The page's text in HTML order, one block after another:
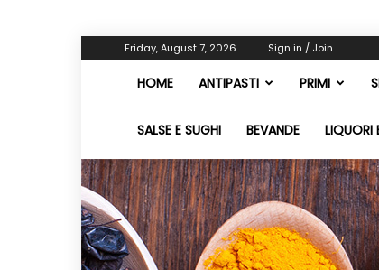
Friday, August 7, 2026 Sign in / Join
HOME ANTIPASTI PRIMI
SALSE E SUGHI BEVANDE LIQUORI